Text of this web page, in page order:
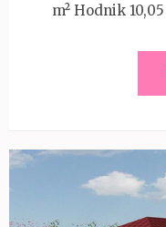
m² Hodnik